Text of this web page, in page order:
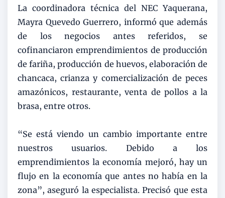
La coordinadora técnica del NEC Yaquerana,
Mayra Quevedo Guerrero, informó que además
de los negocios antes referidos, se
cofinanciaron emprendimientos de producción
de fariña, producción de huevos, elaboración de
chancaca, crianza y comercialización de peces
amazónicos, restaurante, venta de pollos a la
brasa, entre otros.
“Se está viendo un cambio importante entre
nuestros usuarios. Debido a los
emprendimientos la economía mejoró, hay un
flujo en la economía que antes no había en la
zona”, aseguró la especialista. Precisó que esta